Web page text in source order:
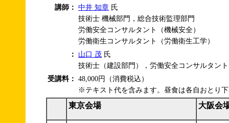
講師： 中井 知章 氏
技術士 機械部門，総合技術監理部門
労働安全コンサルタント（機械安全）
労働衛生コンサルタント（労働衛生工学）
：
山口 茂 氏
技術士（建設部門），労働安全コンサルタン
受講料： 48,000円（消費税込）
※テキスト代を含みます。昼食は各自おとり
東京会場 大阪会